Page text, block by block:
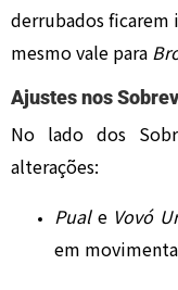
derrubados ficarem
mesmo vale para
Ajustes nos
No lado dos
alterações:
Puale Vovó
em